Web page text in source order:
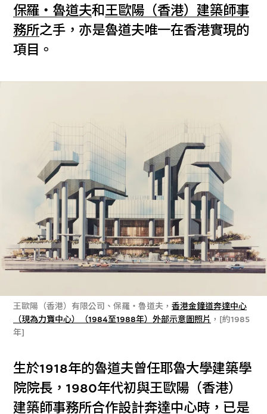
保羅‧魯道夫和王歐陽（香港）建築師事
務所之手，亦是魯道夫唯一在香港實現的
項目。
王歐陽（香港）有限公司、保羅‧魯道夫，香港金鐘道奔達中心
（現為力寶中心）（1984至1988年）外部示意圖照片 ，[約1985
年]
生於1918年的魯道夫曾任耶魯大學建築學
院院長，1980年代初與王歐陽（香港）
建築師事務所合作設計奔達中心時，已是